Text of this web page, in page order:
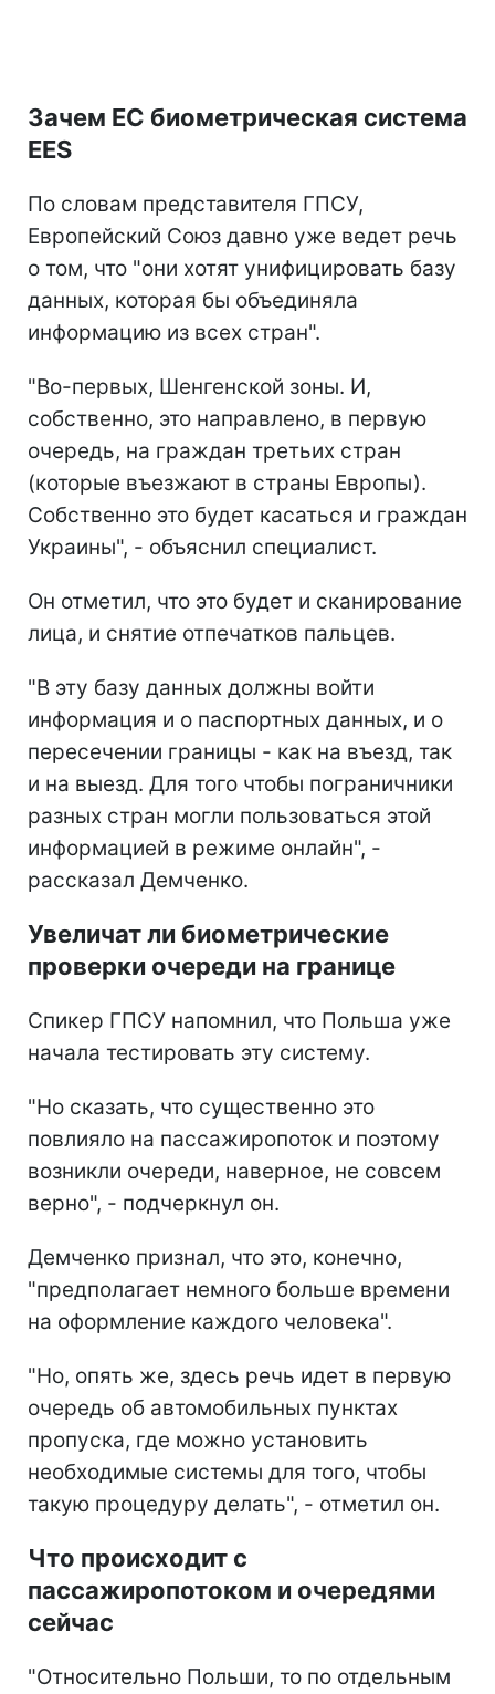
Зачем ЕС биометрическая система
EES
По словам представителя ГПСУ,
Европейский Союз давно уже ведет речь
о том, что "они хотят унифицировать базу
данных, которая бы объединяла
информацию из всех стран".
"Во-первых, Шенгенской зоны. И,
собственно, это направлено, в первую
очередь, на граждан третьих стран
(которые въезжают в страны Европы).
Собственно это будет касаться и граждан
Украины", - объяснил специалист.
Он отметил, что это будет и сканирование
лица, и снятие отпечатков пальцев.
"В эту базу данных должны войти
информация и о паспортных данных, и о
пересечении границы - как на въезд, так
и на выезд. Для того чтобы пограничники
разных стран могли пользоваться этой
информацией в режиме онлайн", -
рассказал Демченко.
Увеличат ли биометрические
проверки очереди на границе
Спикер ГПСУ напомнил, что Польша уже
начала тестировать эту систему.
"Но сказать, что существенно это
повлияло на пассажиропоток и поэтому
возникли очереди, наверное, не совсем
верно", - подчеркнул он.
Демченко признал, что это, конечно,
"предполагает немного больше времени
на оформление каждого человека".
"Но, опять же, здесь речь идет в первую
очередь об автомобильных пунктах
пропуска, где можно установить
необходимые системы для того, чтобы
такую процедуру делать", - отметил он.
Что происходит с
пассажиропотоком и очередями
сейчас
"Относительно Польши, то по отдельным